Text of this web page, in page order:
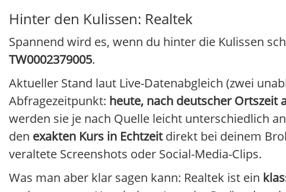
Hinter den Kulissen: Realtek
Spannend wird es, wenn du hinter die Kulissen
TW0002379005.
Aktueller Stand laut Live-Datenabgleich (zwei
Abfragezeitpunkt: heute, nach deutscher Ortszeit
werden sie je nach Quelle leicht unterschiedlich
den exakten Kurs in Echtzeitdirekt bei deinem
veraltete Screenshots oder Social-Media-Clips.
Was man aber klar sagen kann: Realtek ist ein